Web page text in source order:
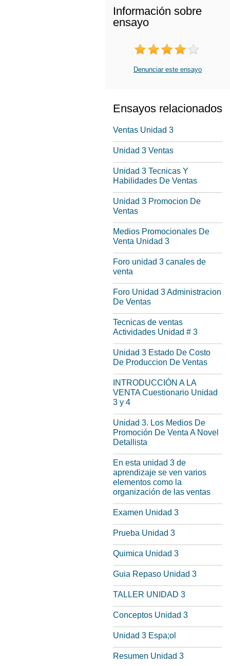
Información sobre
ensayo
Denunciar este ensayo
Ensayos relacionados
Ventas Unidad 3
Unidad 3 Ventas
Unidad 3 Tecnicas Y
Habilidades De Ventas
Unidad 3 Promocion De
Ventas
Medios Promocionales De
Venta Unidad 3
Foro unidad 3 canales de
venta
Foro Unidad 3 Administracion
De Ventas
Tecnicas de ventas
Actividades Unidad # 3
Unidad 3 Estado De Costo
De Produccion De Ventas
INTRODUCCIÓN A LA
VENTA Cuestionario Unidad
3 y 4
Unidad 3. Los Medios De
Promoción De Venta A Novel
Detallista
En esta unidad 3 de
aprendizaje se ven varios
elementos como la
organización de las ventas
Examen Unidad 3
Prueba Unidad 3
Quimica Unidad 3
Guia Repaso Unidad 3
TALLER UNIDAD 3
Conceptos Unidad 3
Unidad 3 Espa;ol
Resumen Unidad 3